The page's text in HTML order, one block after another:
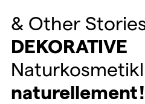
& Other
DEKORATIVE
naturellement!